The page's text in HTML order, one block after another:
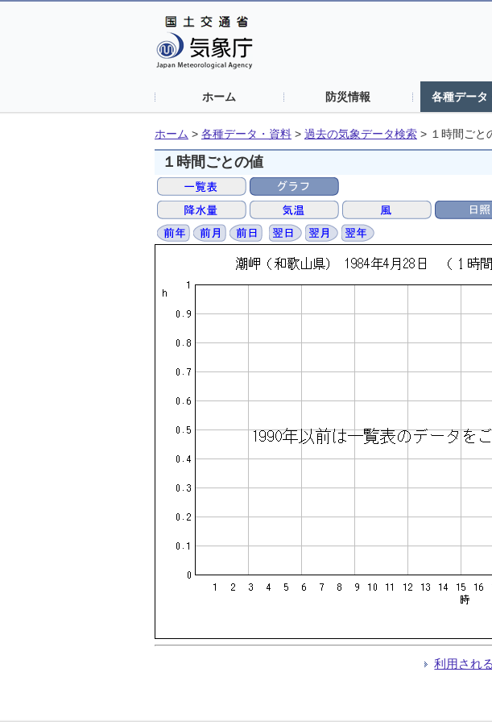
ホーム 防災情報 各種データ
ホーム > 各種データ・資料 > 過去の気象データ検索 > １時間ごと
１時間ごとの値
利用され